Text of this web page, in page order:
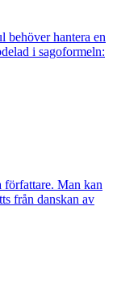
behöver hantera en
i sagoformeln:
författare. Man kan
från danskan av